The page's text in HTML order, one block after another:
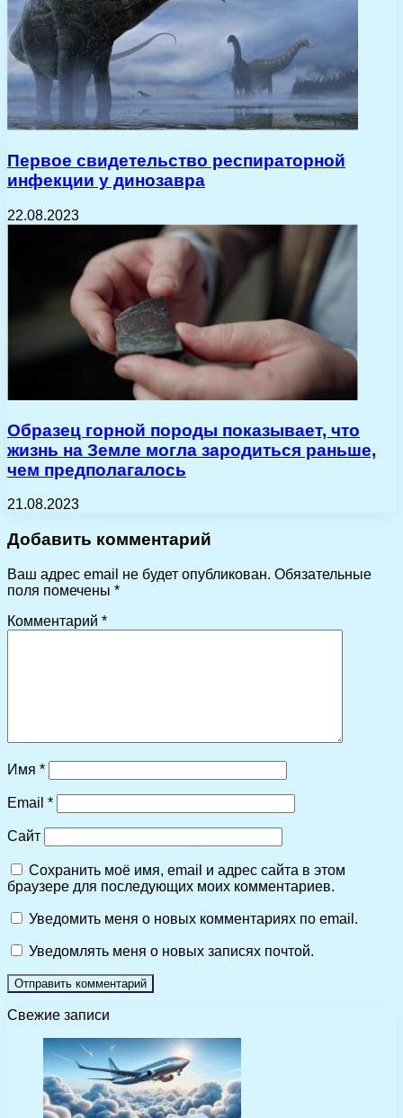
Первое свидетельство респираторной
инфекции у динозавра
22.08.2023
Образец горной породы показывает, что
жизнь на Земле могла зародиться раньше,
чем предполагалось
21.08.2023
Добавить комментарий
Ваш адрес email не будет опубликован. Обязательные
поля помечены *
Комментарий *
Имя *
Email *
Сайт
Сохранить моё имя, email и адрес сайта в этом
браузере для последующих моих комментариев.
Уведомить меня о новых комментариях по email.
Уведомлять меня о новых записях почтой.
Свежие записи